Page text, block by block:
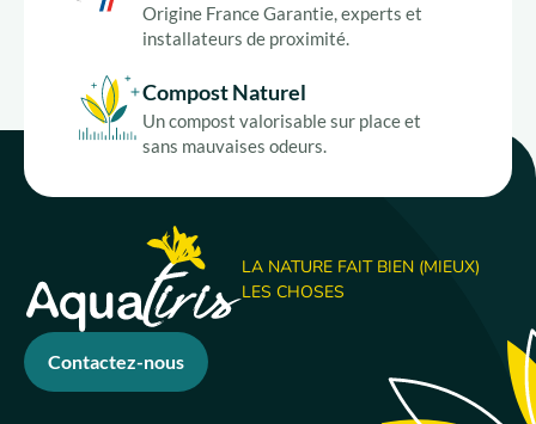
Origine France Garantie, experts et
installateurs de proximité.
Compost Naturel
Un compost valorisable sur place et
sans mauvaises odeurs.
LA NATURE FAIT BIEN (MIEUX)
LES CHOSES
Contactez-nous